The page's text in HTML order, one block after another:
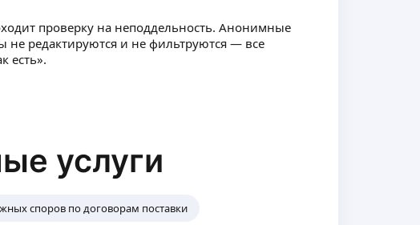
проверку на неподдельность. Анонимные
не редактируются и не фильтруются — все
есть».
услуги
споров по договорам поставки